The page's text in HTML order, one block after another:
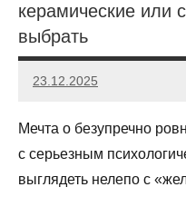
керамические
выбрать
23.12.2025
poladmin
Нет
Мечта о безупречно
с серьезным
выглядеть нелепо с